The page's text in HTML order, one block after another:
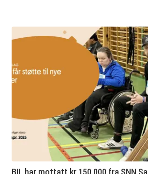
BIL har mottatt kr 150.000 fra SNN